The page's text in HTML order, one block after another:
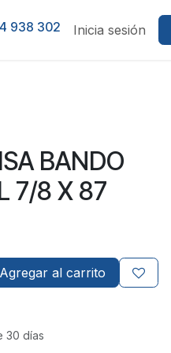
938 302 Inicia sesión
BANDO
7/8 X 87
Agregar al carrito
30 días